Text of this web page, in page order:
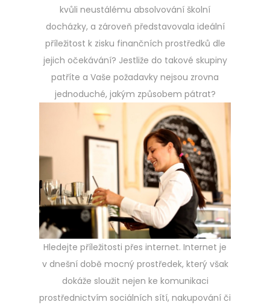
kvůli neustálému absolvování školní
docházky, a zároveň představovala ideální
příležitost k zisku finančních prostředků dle
jejich očekávání? Jestliže do takové skupiny
patříte a Vaše požadavky nejsou zrovna
jednoduché, jakým způsobem pátrat?
Hledejte příležitosti přes internet. Internet je
v dnešní době mocný prostředek, který však
dokáže sloužit nejen ke komunikaci
prostřednictvím sociálních sítí, nakupování či